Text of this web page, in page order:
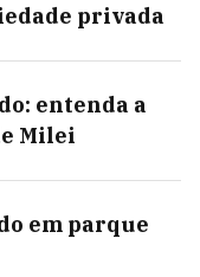
privada
entenda a
Milei
em parque